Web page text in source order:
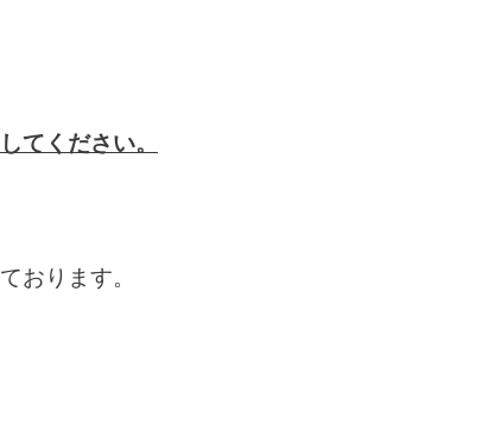
てください。
おります。